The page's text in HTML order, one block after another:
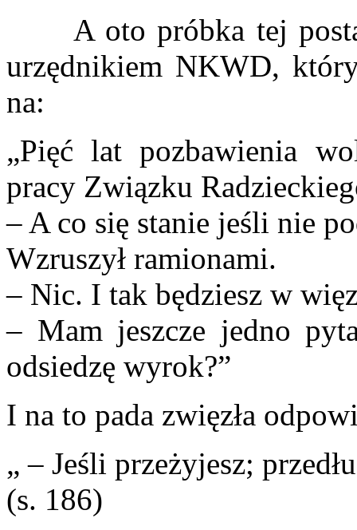
A oto próbka tej
urzędnikiem NKWD,
na:
„Pięć lat pozbawienia
pracy Związku
– A co się stanie jeśli nie
Wzruszył ramionami.
– Nic. I tak będziesz w
– Mam jeszcze jedno
odsiedzę wyrok?”
I na to pada zwięzła
„ – Jeśli przeżyjesz;
(s. 186)